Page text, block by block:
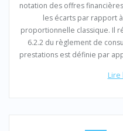
notation des offres
les écarts par rapport
proportionnelle classique. Il
6.2.2 du règlement de
prestations est définie par
Lire